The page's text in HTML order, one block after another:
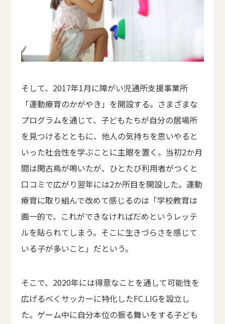
そして、2017年1月に障がい児通所支援事業所
「運動療育のかがやき」を開設する。さまざまな
プログラムを通じて、子どもたちが自分の居場所
を見つけるとともに、他人の気持ちを思いやると
いった社会性を学ぶことに主眼を置く。当初2か月
間は閑古鳥が鳴いたが、ひとたび利用者がつくと
口コミで広がり翌年には2か所目を開設した。運動
療育に取り組んで改めて感じるのは「学校教育は
画一的で、これができなければだめというレッテ
ルを貼られてしまう。そこに生きづらさを感じて
いる子が多いこと」だという。
そこで、2020年には得意なことを通して可能性を
広げるべくサッカーに特化したFC.LIGを設立し
た。ゲーム中に自分本位の振る舞いをする子ども